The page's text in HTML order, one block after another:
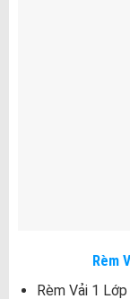
Rèm
Rèm Vải 1